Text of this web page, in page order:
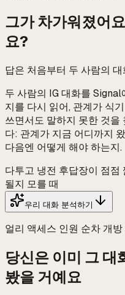
그가 차가워졌어
요?
답은 처음부터 두 사람의
두 사람의 IG 대화를
지를 다시 읽어, 관계가 식
쓰면서도 말하지 못한 것을
다: 관계가 지금 어디까지
다음엔 어떻게 해야 하는지.
다투고 냉전 후답장이 점점
될지 모를 때
우리 대화 분석하기
얼리 액세스 인원 순차 개방
당신은 이미 그 대
봤을 거예요